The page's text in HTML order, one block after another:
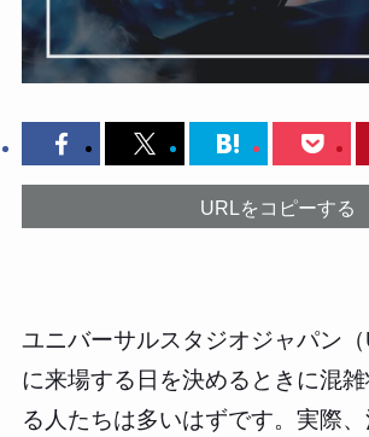
URLをコピーする
ユニバーサルスタジオジャパン（
に来場する日を決めるときに混
る人たちは多いはずです。実際